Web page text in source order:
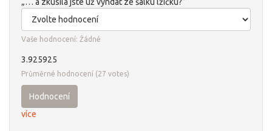
Vaše hodnocení: Žádné
3.925925
Průměrné hodnocení (27 votes)
Hodnocení
více